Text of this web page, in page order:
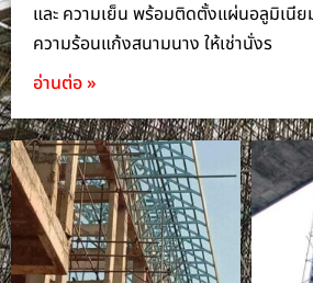
และ ความเย็น พร้อมติดตั้งแผ่นอลูมิเนี
ความร้อนแก้งสนามนาง ให้เช่านั่งร
อ่านต่อ »